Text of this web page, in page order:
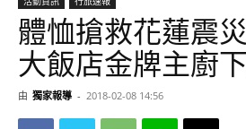
體恤搶救花蓮震
大飯店金牌主廚
由 獨家報導 - 2018-02-08 14:56